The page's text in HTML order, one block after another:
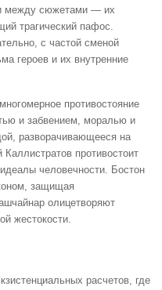
между сюжетами — их
трагический пафос.
с частой сменой
героев и их внутренние
противостояние
и забвением, моралью и
разворачивающееся на
противостоит
человечности. Бостон
защищая
олицетворяют
жестокости.
расчетов, где